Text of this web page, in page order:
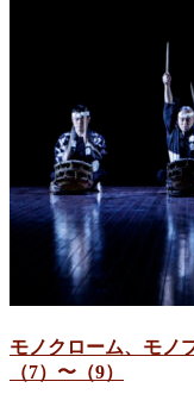
モノクローム、モノ
（7）〜（9）